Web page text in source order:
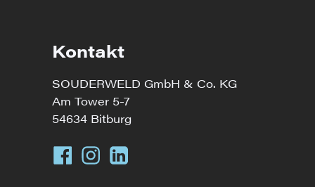
Kontakt
SOUDERWELD GmbH & Co. KG
Am Tower 5-7
54634 Bitburg